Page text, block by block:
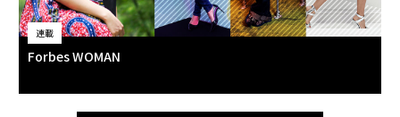
連載
Forbes WOMAN